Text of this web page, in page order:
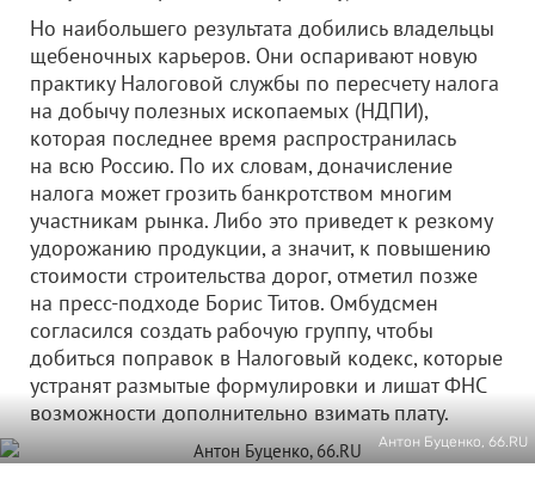
Но наибольшего результата добились владельцы
щебеночных карьеров. Они оспаривают новую
практику Налоговой службы по пересчету налога
на добычу полезных ископаемых (НДПИ),
которая последнее время распространилась
на всю Россию. По их словам, доначисление
налога может грозить банкротством многим
участникам рынка. Либо это приведет к резкому
удорожанию продукции, а значит, к повышению
стоимости строительства дорог, отметил позже
на пресс-подходе Борис Титов. Омбудсмен
согласился создать рабочую группу, чтобы
добиться поправок в Налоговый кодекс, которые
устранят размытые формулировки и лишат ФНС
возможности дополнительно взимать плату.
Антон Буценко, 66.RU